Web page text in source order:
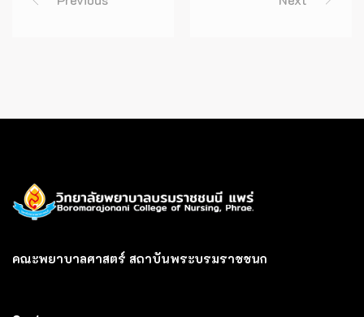
คณะพยาบาลศาสตร์ สถาบันพระบรมราชชนก